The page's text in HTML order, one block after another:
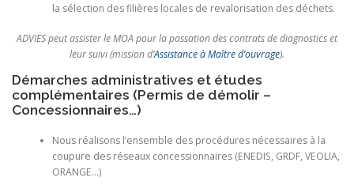
la sélection des filières locales de revalorisation des déchets.
ADVIES peut assister le MOA pour la passation des contrats de diagnostics et
leur suivi (mission d’Assistance à Maître d’ouvrage).
Démarches administratives et études
complémentaires (Permis de démolir –
Concessionnaires…)
Nous réalisons l’ensemble des procédures nécessaires à la
coupure des réseaux concessionnaires (ENEDIS, GRDF, VEOLIA,
ORANGE…)